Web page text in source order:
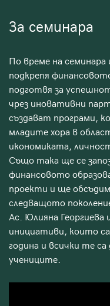
За семинара
По време на
подкрепя
подготвя за
чрез иновативни
създават програми,
младите хора в
икономиката,
Също така ще се
финансовото
проекти и ще обсъдим
следващото
Ас. Юлияна Георгиева
инициативи, които
година и всички те
учениците.